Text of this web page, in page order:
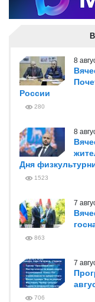
8
России
280
8
Дня
1523
7
863
7
706